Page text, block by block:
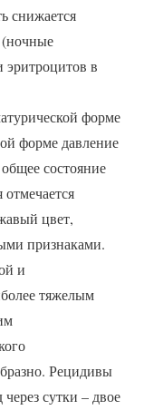
снижается
(ночные
эритроцитов в
форме
форме давление
состояние
цвет,
признаками.
и
тяжелым
Рецидивы
сутки – двое